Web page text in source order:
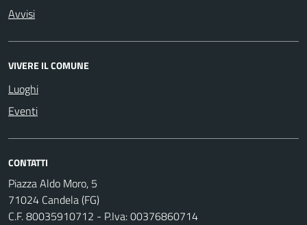
Avvisi
VIVERE IL COMUNE
Luoghi
Eventi
CONTATTI
Piazza Aldo Moro, 5
71024 Candela (FG)
C.F. 80035910712 - P.Iva: 00376860714